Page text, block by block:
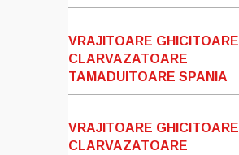
VRAJITOARE GHICITOARE
CLARVAZATOARE
TAMADUITOARE SPANIA
VRAJITOARE GHICITOARE
CLARVAZATOARE